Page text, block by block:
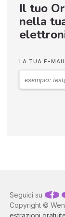
Il tuo
nella
LA TUA E-MAIL
Copyright ©
estrazioni
Seguici su